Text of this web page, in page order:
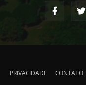
PRIVACIDADE CONTATO